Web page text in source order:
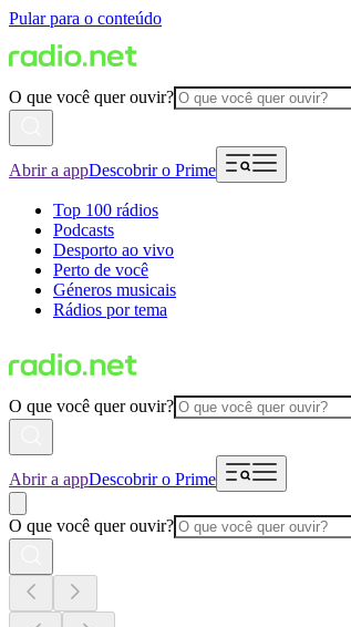
Pular para o conteúdo
O que você quer ouvir?
Abrir a appDescobrir o Prime
Top 100 rádios
Podcasts
Desporto ao vivo
Perto de você
Géneros musicais
Rádios por tema
O que você quer ouvir?
Abrir a appDescobrir o Prime
O que você quer ouvir?